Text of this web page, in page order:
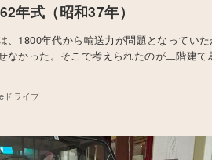
年式（昭和37年）
、1800年代から輸送力が問題となってい
なかった。そこで考えられたのが二階建て
ドライブ